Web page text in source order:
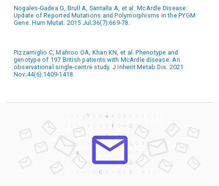
Nogales-Gadea G, Brull A, Santalla A, et al. McArdle Disease:
Update of Reported Mutations and Polymorphisms in the PYGM
Gene. Hum Mutat. 2015 Jul;36(7):669-78.
Pizzamiglio C, Mahroo OA, Khan KN, et al. Phenotype and
genotype of 197 British patients with McArdle disease: An
observational single-centre study. J Inherit Metab Dis. 2021
Nov;44(6):1409-1418.